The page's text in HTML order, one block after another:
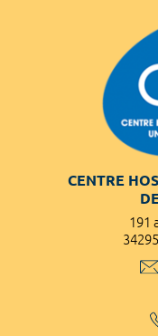
CENTRE
191